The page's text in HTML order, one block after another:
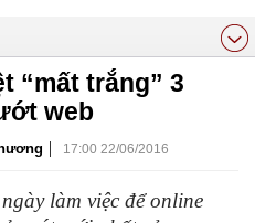
“mất trắng” 3
web
| 17:00 22/06/2016
làm việc để online